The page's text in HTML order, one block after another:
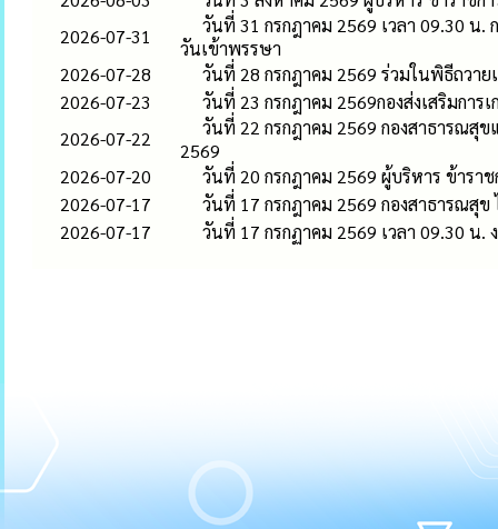
2026-07-31
วันที่ 31 กรกฎาคม 2569 เวลา 09.30 น
วันเข้าพรรษา
2026-07-28
วันที่ 28 กรกฎาคม 2569 ร่วมในพิธีถวา
2026-07-23
วันที่ 23 กรกฎาคม 2569กองส่งเสริมกา
2026-07-22
วันที่ 22 กรกฎาคม 2569 กองสาธารณสุข
2569
2026-07-20
วันที่ 20 กรกฎาคม 2569 ผู้บริหาร ข้ารา
2026-07-17
วันที่ 17 กรกฎาคม 2569 กองสาธารณสุข
2026-07-17
วันที่ 17 กรกฏาคม 2569 เวลา 09.30 น